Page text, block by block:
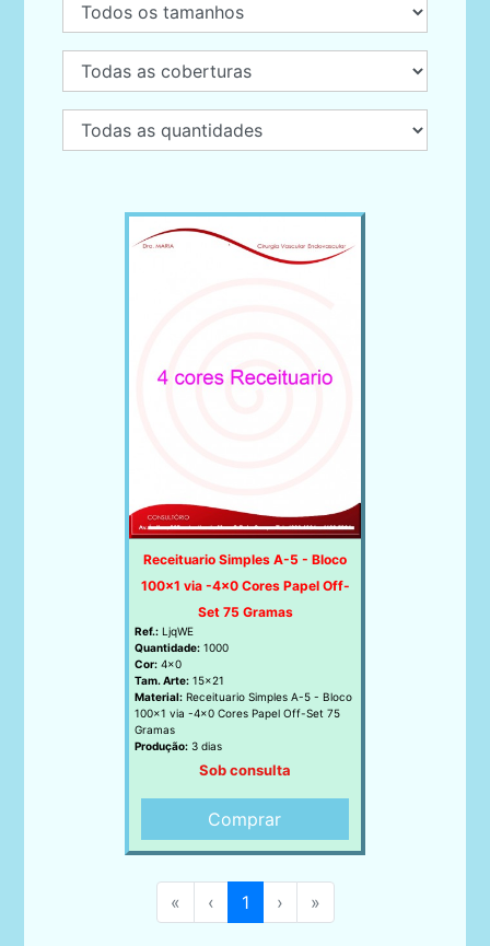
Receituario Simples A-5 - Bloco
100x1 via -4x0 Cores Papel Off-
Set 75 Gramas
Ref.: LjqWE
Quantidade: 1000
Cor: 4x0
Tam. Arte: 15x21
Material: Receituario Simples A-5 - Bloco
100x1 via -4x0 Cores Papel Off-Set 75
Gramas
Produção: 3 dias
Sob consulta
Comprar
« ‹ 1 › »